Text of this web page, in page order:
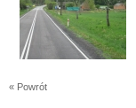
« Powrót